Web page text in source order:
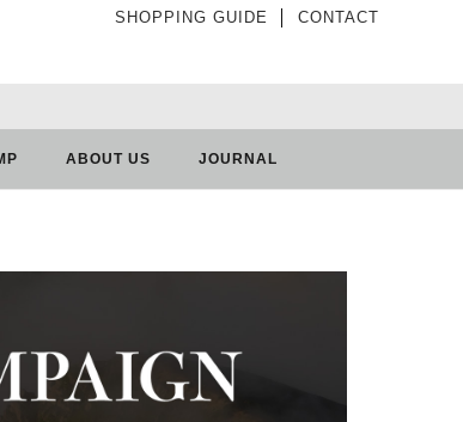
SHOPPING GUIDE CONTACT
ABOUT US JOURNAL